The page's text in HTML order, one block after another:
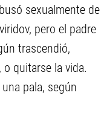
sexualmente de
pero el padre
trascendió,
quitarse la vida.
pala, según